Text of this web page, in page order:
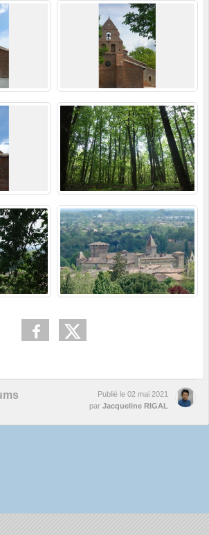
Publié le 02 mai 2021
par Jacqueline RIGAL